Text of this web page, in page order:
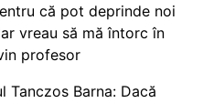
că pot deprinde noi
vreau să mă întorc în
profesor
Tanczos Barna: Dacă